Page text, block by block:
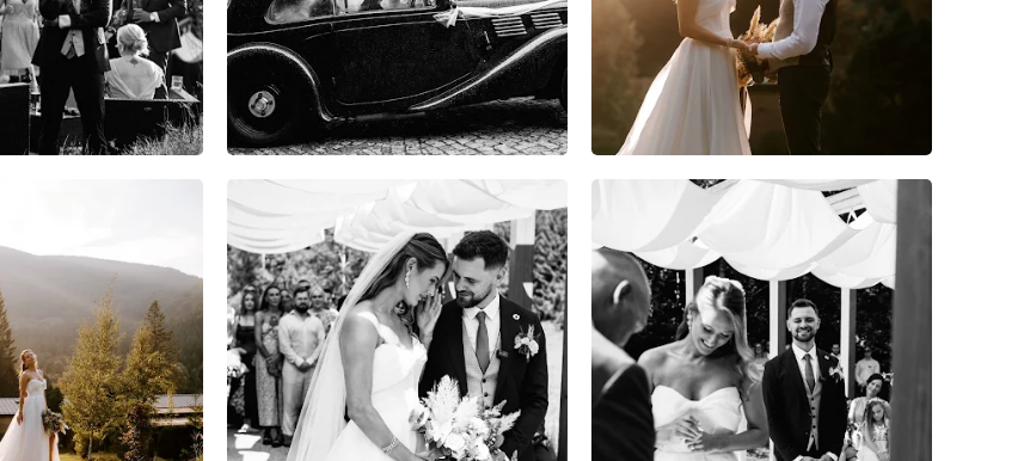
0 0 10 0 0 9 0 0